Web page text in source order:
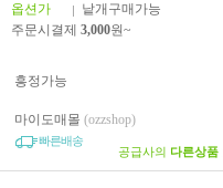
옵션가
낱개구매가능
주문시결제 3,000원~
흥정가능
마이도매몰 (ozzshop)
빠른배송
공급사의 다른상품